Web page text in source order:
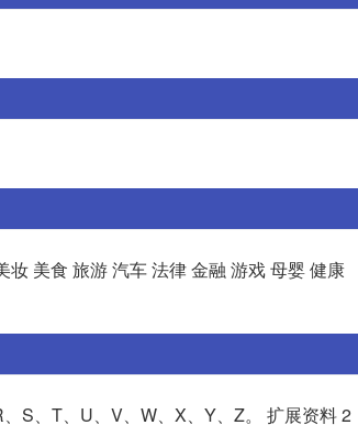
美食 旅游 汽车 法律 金融 游戏 母婴 健康
S、T、U、V、W、X、Y、Z。 扩展资料 2